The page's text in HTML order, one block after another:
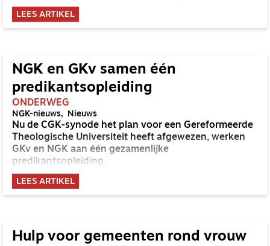
homoseksualiteit, waarin homoseksuele relaties
worden afgewezen, moet worden bijgesteld.
LEES ARTIKEL
NGK en GKv samen één
predikantsopleiding
ONDERWEG
NGK-nieuws Nieuws
Nu de CGK-synode het plan voor een Gereformeerde
Theologische Universiteit heeft afgewezen, werken
GKv en NGK aan één gezamenlijke
predikantsopleiding.
LEES ARTIKEL
Hulp voor gemeenten rond vrouw